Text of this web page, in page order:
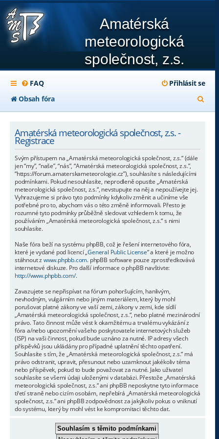
Amatérská
meteorologická
společnost, z.s.
FAQ
Přihlásit se
Obsah fóra
l
Amatérská meteorologická společnost, z.s. -
Registrace
Svým přístupem na „Amatérská meteorologická společnost, z.s.“ (dále
jen “my”, “naše”, “nás”, “Amatérská meteorologická společnost, z.s.”,
“https://forum.amaterskameteorologie.cz”), souhlasíte s následujícími
podmínkami. Pokud nesouhlasíte, neprodleně opusťte „Amatérská
meteorologická společnost, z.s.“, nevstupujte na něj a nepoužívejte jej.
Vyhrazujeme si právo tyto podmínky kdykoliv změnit a učiníme vše
potřebné pro to, abychom vás o této změně informovali. Přesto je
rozumné tyto podmínky průběžně sledovat vzhledem k tomu, že
používáním „Amatérská meteorologická společnost, z.s.“ s nimi
souhlasíte.
Naše fóra beží na systému phpBB, což je řešení internetového fóra,
které je vydané pod licencí „General Public License“ a které je možno
stáhnout z www.phpbb.com. phpBB software pouze zprostředkovává
internetové diskuze. Pro další informace o phpBB navštivte:
http://www.phpbb.com/.
Zavazujete se nepřispívat na fórum pohoršujícím, hanlivým,
nevhodným, vulgárním nebo jiným materiálem, který by mohl
porušovat platné zákony ve vaší zemi, zákony v zemi, kde sídlí
„Amatérská meteorologická společnost, z.s.“, nebo platné mezinárodní
právo. Tato činnost může vést k okamžitému a trvalému vykázání z
fóra a/nebo upozornění vašeho poskytovatele internetových služeb
(ISP) na vaši činnost, pokud bude uznáno za nutné. IP adresy všech
příspěvků jsou ukládány pro případné uplatnění těchto opatření.
Souhlasíte s tím, že „Amatérská meteorologická společnost, z.s.“ má
právo odstranit, upravit, přesunout nebo uzamknout jakékoliv téma
nebo příspěvek, pokud to bude považovat za nutné. Jako uživatel
souhlasíte se všemi údaji uloženými v databázi. Přestože „Amatérská
meteorologická společnost, z.s.“ ani phpBB neposkytne tyto informace
třetí straně nebo cizím osobám, nepřebírá „Amatérská meteorologická
společnost, z.s.“ ani phpBB zodpovědnost za jakýkoliv pokus o vniknutí
do systému, který by mohl vést ke kompromitaci těchto dat.